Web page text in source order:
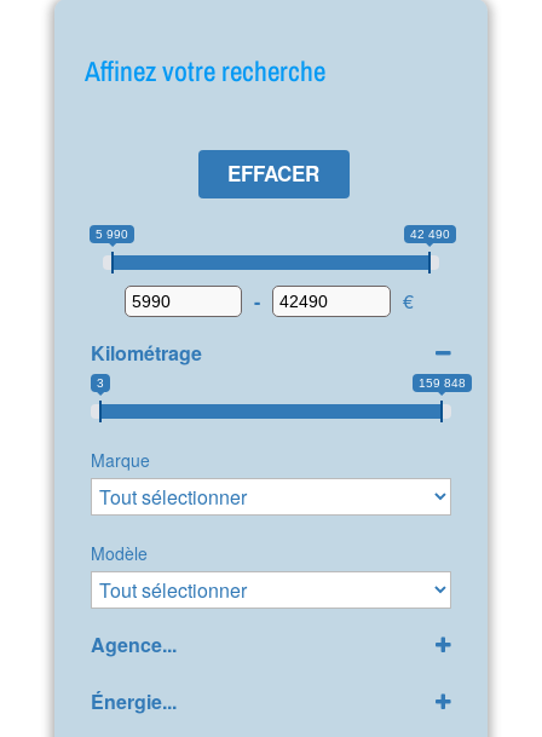
Affinez votre recherche
EFFACER
5 990 42 490
-
€
Kilométrage
3 159 848
Marque
Modèle
Agence...
LDA Citroën Bollène
Énergie...